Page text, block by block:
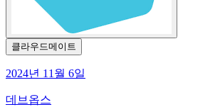
클라우드메이트
2024년 11월 6일
데브옵스